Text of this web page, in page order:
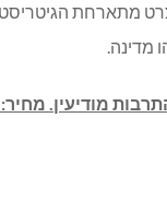
מתארחת
מדינה.